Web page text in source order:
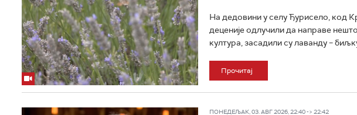
На дедовини у селу Ђурисело, код
деценије одлучили да направе
култура, засадили су лаванду –
Прочитај
ПОНЕДЕЉАК, 03. АВГ 2026, 22:40 -> 22:42